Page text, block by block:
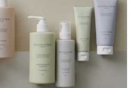
施設案内
アクセ
スタッ